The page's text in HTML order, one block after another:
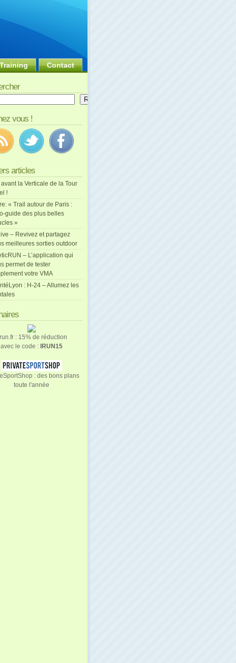
Training Contact
Rechercher
vous !
articles
la Verticale de la Tour
!
« Trail autour de Paris :
guide des plus belles
»
– Revivez et partagez
meilleures sorties outdoor
– L’application qui
permet de tester
votre VMA
: H-24 – Allumez les
: 15% de réduction
avec le code : IRUN15
: des bons plans
toute l'année